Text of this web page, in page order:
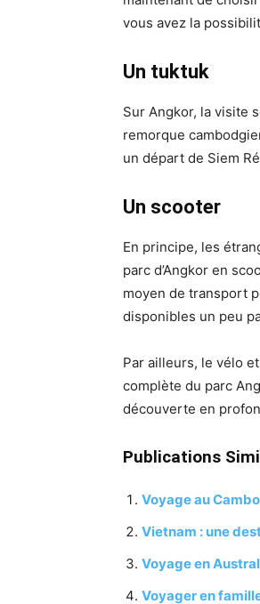
vous avez la
Un tuktuk
Sur Angkor, la visite
remorque
un départ de Siem
Un scooter
En principe, les
parc d’Angkor en
moyen de transport
disponibles un peu
Par ailleurs, le vélo
complète du parc
découverte en
Publications
Voyage au
Vietnam : une
Voyage en
Voyager en